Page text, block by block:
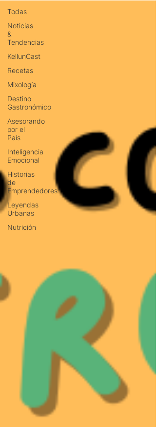
Todas
Noticias
&
Tendencias
KellunCast
Recetas
Mixología
Destino
Gastronómico
Asesorando
por el
País
Inteligencia
Emocional
Historias
de
Emprendedores
Leyendas
Urbanas
Nutrición